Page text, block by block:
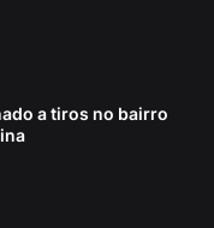
a tiros no bairro